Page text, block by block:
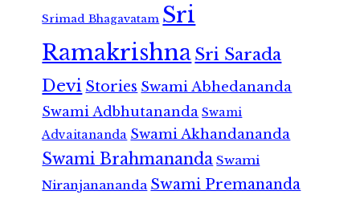
Srimad Bhagavatam Sri
RamakrishnaSri Sarada
Devi Stories Swami Abhedananda
Swami Adbhutananda Swami
Advaitananda Swami Akhandananda
Swami Brahmananda Swami
Niranjanananda Swami Premananda